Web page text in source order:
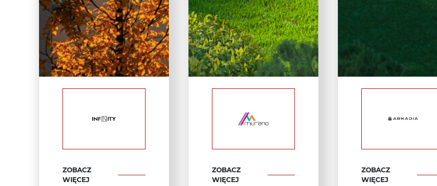
ZOBACZ
WIĘCEJ
ZOBACZ
WIĘCEJ
ZOBACZ
WIĘCEJ